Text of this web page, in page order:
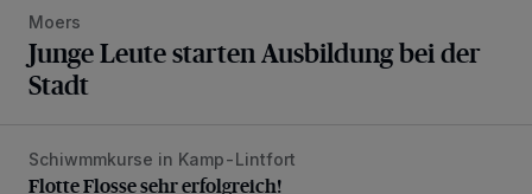
Moers
Junge Leute starten Ausbildung bei der
Stadt
Flotte Flosse sehr erfolgreich!
Schiwmmkurse in Kamp-Lintfort
Flotte Flosse sehr erfolgreich!